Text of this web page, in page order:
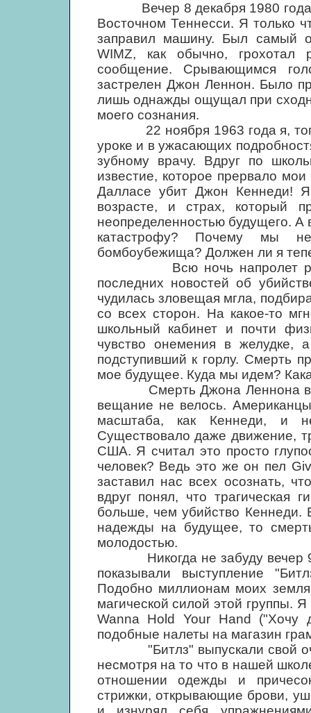
Вечер 8 декабря 1980 года
Восточном Теннесси. Я только
заправил машину. Был самый
WIMZ, как обычно,
сообщение. Срывающимся
застрелен Джон Леннон. Было
лишь однажды ощущал при
моего сознания.
22 ноября 1963 года я,
уроке и в ужасающих
зубному врачу. Вдруг по
известие, которое прервало
Далласе убит Джон Кеннеди!
возрасте, и страх, который
неопределенностью будущего. А
катастрофу? Почему мы
бомбоубежища? Должен ли я
Всю ночь напролет
последних новостей об
чудилась зловещая мгла,
со всех сторон. На какое-то
школьный кабинет и почти
чувство онемения в желудке,
подступивший к горлу. Смерть
мое будущее. Куда мы идем?
Смерть Джона Леннона
вещание не велось.
масштаба, как Кеннеди, и
Существовало даже движение,
США. Я считал это просто
человек? Ведь это же он пел
заставил нас всех осознать,
вдруг понял, что трагическая
больше, чем убийство Кеннеди.
надежды на будущее, то
молодостью.
Никогда не забуду вечер 9
показывали выступление
Подобно миллионам моих
магической силой этой группы.
Wanna Hold Your Hand ("Хочу
подобные налеты на магазин
"Битлз" выпускали свой
несмотря на то что в нашей
отношении одежды и
стрижки, открывающие брови,